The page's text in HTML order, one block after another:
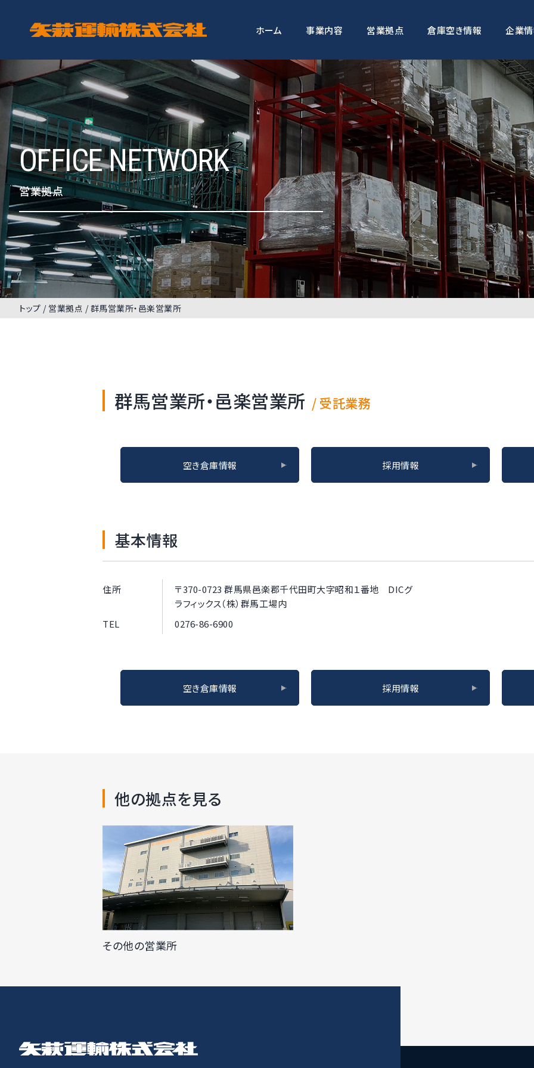
ホーム 事業内容 営業拠点 倉庫空き情報 企業
OFFICE NETWORK
営業拠点
トップ 営業拠点 群馬営業所・邑楽営業所
群馬営業所・邑楽営業所 受託業務
空き倉庫情報 採用情報
基本情報
住所
〒370-0723 群馬県邑楽郡千代田町大字昭和１番地 DICグ
ラフィックス（株）群馬工場内
TEL
0276-86-6900
空き倉庫情報 採用情報
他の拠点を見る
その他の営業所